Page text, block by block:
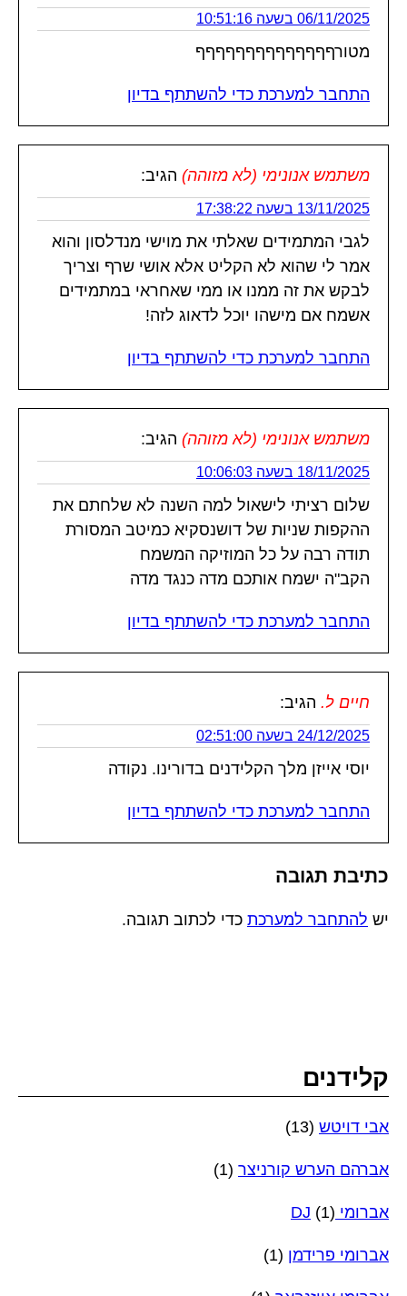
06/11/2025 בשעה 10:51:16
מטורףףףףףףףףףףףףףף
התחבר למערכת כדי להשתתף בדיון
משתמש אנונימי (לא מזוהה) הגיב:
13/11/2025 בשעה 17:38:22
לגבי המתמידים שאלתי את מוישי מנדלסון והוא
אמר לי שהוא לא הקליט אלא אושי שרף וצריך
לבקש את זה ממנו או ממי שאחראי במתמידים
אשמח אם מישהו יוכל לדאוג לזה!
התחבר למערכת כדי להשתתף בדיון
משתמש אנונימי (לא מזוהה) הגיב:
18/11/2025 בשעה 10:06:03
שלום רציתי לישאול למה השנה לא שלחתם את
ההקפות שניות של דושנסקיא כמיטב המסורת
תודה רבה על כל המוזיקה המשמח
הקב"ה ישמח אותכם מדה כנגד מדה
התחבר למערכת כדי להשתתף בדיון
חיים ל. הגיב:
24/12/2025 בשעה 02:51:00
יוסי אייזן מלך הקלידנים בדורינו. נקודה
התחבר למערכת כדי להשתתף בדיון
כתיבת תגובה
יש להתחבר למערכת כדי לכתוב תגובה.
קלידנים
אבי דויטש (13)
אברהם הערש קורניצר (1)
אברומי DJ (1)
אברומי פרידמן (1)